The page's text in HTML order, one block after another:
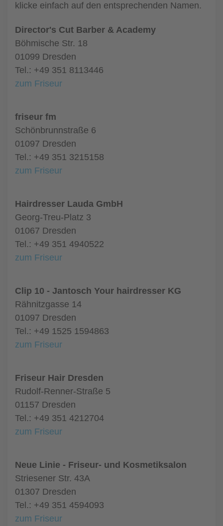
klicke einfach auf den entsprechenden Namen.
Director's Cut Barber & Academy
Böhmische Str. 18
01099 Dresden
Tel.: +49 351 8113446
zum Friseur
friseur fm
Schönbrunnstraße 6
01097 Dresden
Tel.: +49 351 3215158
zum Friseur
Hairdresser Lauda GmbH
Georg-Treu-Platz 3
01067 Dresden
Tel.: +49 351 4940522
zum Friseur
Clip 10 - Jantosch Your hairdresser KG
Rähnitzgasse 14
01097 Dresden
Tel.: +49 1525 1594863
zum Friseur
Friseur Hair Dresden
Rudolf-Renner-Straße 5
01157 Dresden
Tel.: +49 351 4212704
zum Friseur
Neue Linie - Friseur- und Kosmetiksalon
Striesener Str. 43A
01307 Dresden
Tel.: +49 351 4594093
zum Friseur